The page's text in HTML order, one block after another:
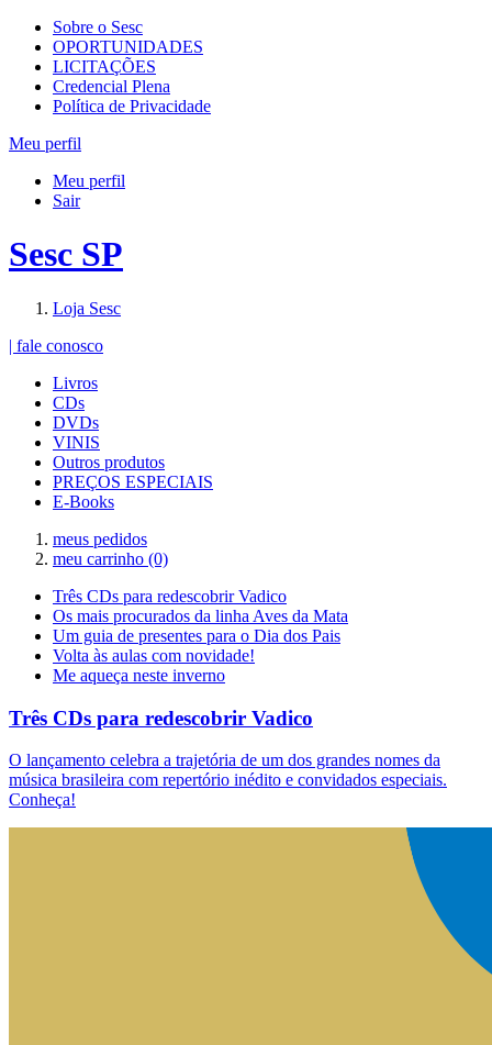
Sobre o Sesc
OPORTUNIDADES
LICITAÇÕES
Credencial Plena
Política de Privacidade
Meu perfil
Meu perfil
Sair
Sesc SP
Loja Sesc
| fale conosco
Livros
CDs
DVDs
VINIS
Outros produtos
PREÇOS ESPECIAIS
E-Books
meus pedidos
meu carrinho (0)
Três CDs para redescobrir Vadico
Os mais procurados da linha Aves da Mata
Um guia de presentes para o Dia dos Pais
Volta às aulas com novidade!
Me aqueça neste inverno
Três CDs para redescobrir Vadico
O lançamento celebra a trajetória de um dos grandes nomes da
música brasileira com repertório inédito e convidados especiais.
Conheça!